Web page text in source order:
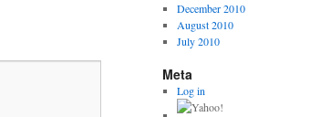
December 2010
August 2010
July 2010
Meta
Log in